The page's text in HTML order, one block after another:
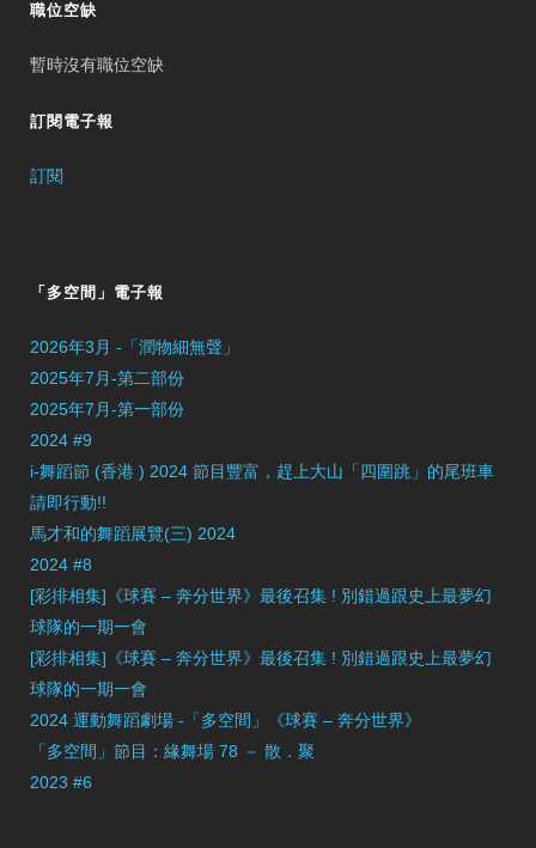
職位空缺
暫時沒有職位空缺
訂閱電子報
訂閱
「多空間」電子報
2026年3月 -「潤物細無聲」
2025年7月-第二部份
2025年7月-第一部份
2024 #9
i-舞蹈節 (香港 ) 2024 節目豐富，趕上大山「四圍跳」的尾班車
請即行動!!
馬才和的舞蹈展覽(三) 2024
2024 #8
[彩排相集]《球賽 – 奔分世界》最後召集 ! 別錯過跟史上最夢幻
球隊的一期一會
[彩排相集]《球賽 – 奔分世界》最後召集 ! 別錯過跟史上最夢幻
球隊的一期一會
2024 運動舞蹈劇場 -「多空間」《球賽 – 奔分世界》
「多空間」節目：緣舞場 78 － 散．聚
2023 #6